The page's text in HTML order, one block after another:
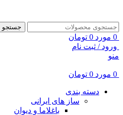
جستجو
0 مورد 0 تومان
ورود / ثبت نام
منو
0 مورد 0 تومان
دسته بندی
ساز های ایرانی
باغلاما و دیوان